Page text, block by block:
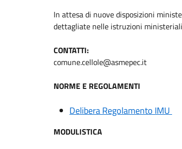
In attesa di nuove disposizioni
dettagliate nelle istruzioni
CONTATTI:
comune.cellole@asmepec.it
NORME E REGOLAMENTI
Delibera Regolamento IMU
MODULISTICA